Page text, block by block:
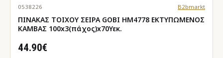
0538226 B2bmarkt
ΠΙΝΑΚΑΣ TOIXOY ΣΕΙΡΑ GOBI HM4778 ΕΚΤΥΠΩΜΕΝΟΣ
ΚΑΜΒΑΣ 100x3(πάχος)x70Υεκ.
44.90€